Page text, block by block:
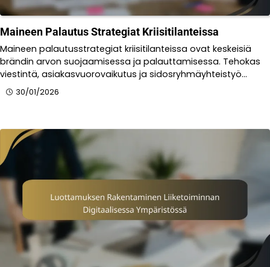
Maineen Palautus Strategiat Kriisitilanteissa
Maineen palautusstrategiat kriisitilanteissa ovat keskeisiä
brändin arvon suojaamisessa ja palauttamisessa. Tehokas
viestintä, asiakasvuorovaikutus ja sidosryhmäyhteistyö…
30/01/2026